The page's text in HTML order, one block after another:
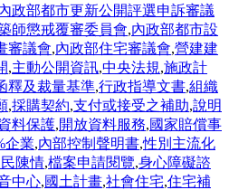
政部都市更新公開評選申訴審議
師懲戒覆審委員會,內政部都市設
審議會,內政部住宅審議會,營建建
,主動公開資訊,中央法規,施政計
釋及裁量基準,行政指導文書,組織
,採購契約,支付或接受之補助,說明
料保護,開放資料服務,國家賠償事
企業,內部控制聲明書,性別主流化
民陳情,檔案申請閱覽,身心障礙諮
中心,國土計畫,社會住宅,住宅補